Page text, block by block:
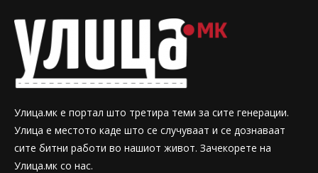
Улица.мк е портал што третира теми за сите генерации.
Улица е местото каде што се случуваат и се дознаваат
сите битни работи во нашиот живот. Зачекорете на
Улица.мк со нас.